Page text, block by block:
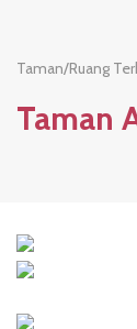
Taman/Ruang
Taman